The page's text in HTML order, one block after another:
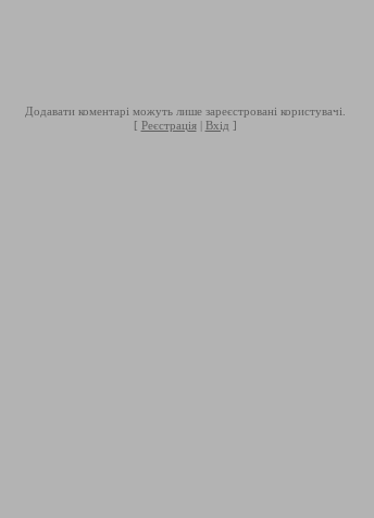
Додавати коментарі можуть лише зареєстровані користувачі.
[ Реєстрація| Вхід ]